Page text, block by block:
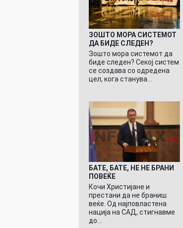
ЗОШТО МОРА СИСТЕМОТ
ДА БИДЕ СЛЕДЕН?
Зошто мора системот да
биде следен? Секој систем
се создава со одредена
цел, кога станува…
БАТЕ, БАТЕ, НЕ НЕ БРАНИ
ПОВЕЌЕ
Кочи Христијане и
престани да не браниш
веќе. Од најповластена
нација на САД, стигнавме
до…